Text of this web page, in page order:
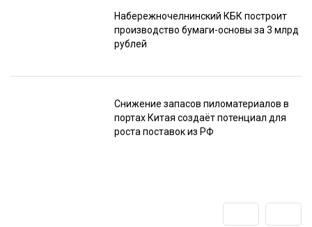
Набережночелнинский КБК построит
производство бумаги-основы за 3 млрд
рублей
Снижение запасов пиломатериалов в
портах Китая создаёт потенциал для
роста поставок из РФ